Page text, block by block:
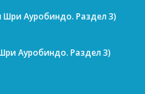
Ауробиндо. Раздел 3)
Ауробиндо. Раздел 3)